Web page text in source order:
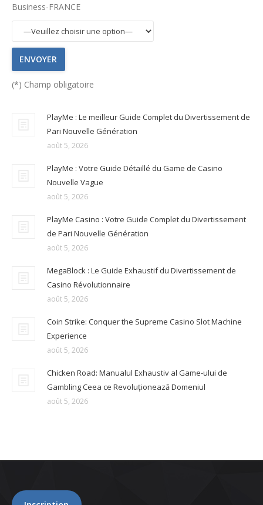
Business-FRANCE
(*) Champ obligatoire
PlayMe : Le meilleur Guide Complet du Divertissement de
Pari Nouvelle Génération
août 5, 2026
PlayMe : Votre Guide Détaillé du Game de Casino
Nouvelle Vague
août 5, 2026
PlayMe Casino : Votre Guide Complet du Divertissement
de Pari Nouvelle Génération
août 5, 2026
MegaBlock : Le Guide Exhaustif du Divertissement de
Casino Révolutionnaire
août 5, 2026
Coin Strike: Conquer the Supreme Casino Slot Machine
Experience
août 5, 2026
Chicken Road: Manualul Exhaustiv al Game-ului de
Gambling Ceea ce Revoluționează Domeniul
août 5, 2026